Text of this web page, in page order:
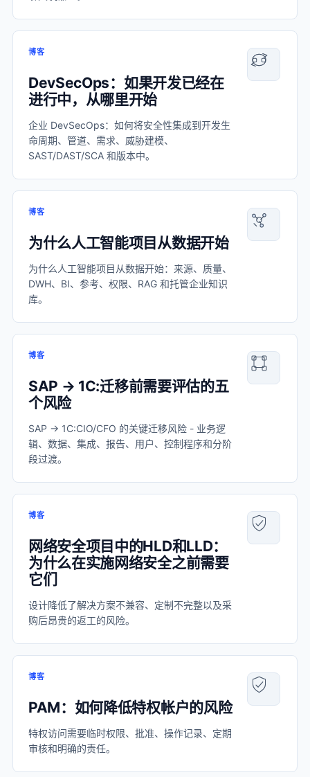
博客
DevSecOps：如果开发已经在
进行中，从哪里开始
企业 DevSecOps：如何将安全性集成到开发生
命周期、管道、需求、威胁建模、
SAST/DAST/SCA 和版本中。
博客
为什么人工智能项目从数据开始
为什么人工智能项目从数据开始：来源、质量、
DWH、BI、参考、权限、RAG 和托管企业知识
库。
博客
SAP → 1C:迁移前需要评估的五
个风险
SAP → 1C:CIO/CFO 的关键迁移风险 - 业务逻
辑、数据、集成、报告、用户、控制程序和分阶
段过渡。
博客
网络安全项目中的HLD和LLD：
为什么在实施网络安全之前需要
它们
设计降低了解决方案不兼容、定制不完整以及采
购后昂贵的返工的风险。
博客
PAM：如何降低特权帐户的风险
特权访问需要临时权限、批准、操作记录、定期
审核和明确的责任。